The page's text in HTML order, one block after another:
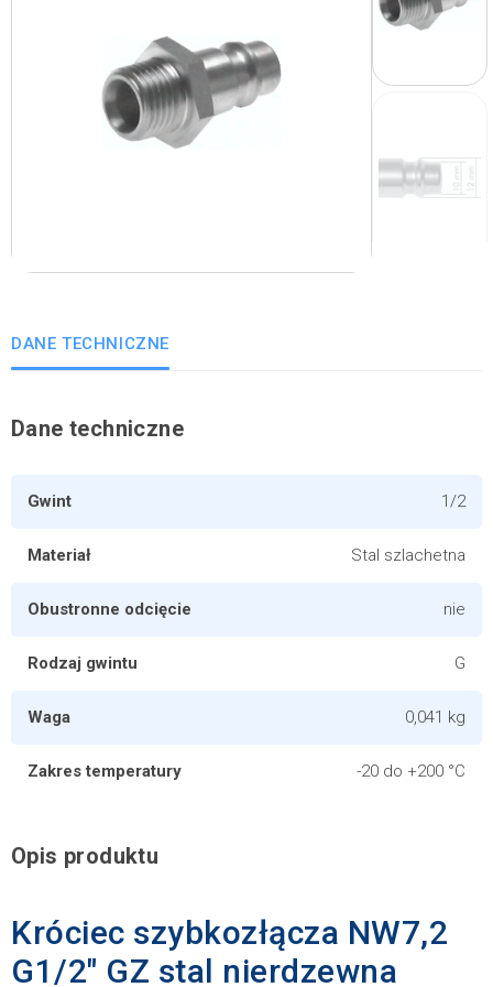
DANE TECHNICZNE
Dane techniczne
Gwint 1/2
Materiał Stal szlachetna
Obustronne odcięcie nie
Rodzaj gwintu G
Waga 0,041 kg
Zakres temperatury -20 do +200 °C
Opis produktu
Króciec szybkozłącza NW7,2
G1/2" GZ stal nierdzewna